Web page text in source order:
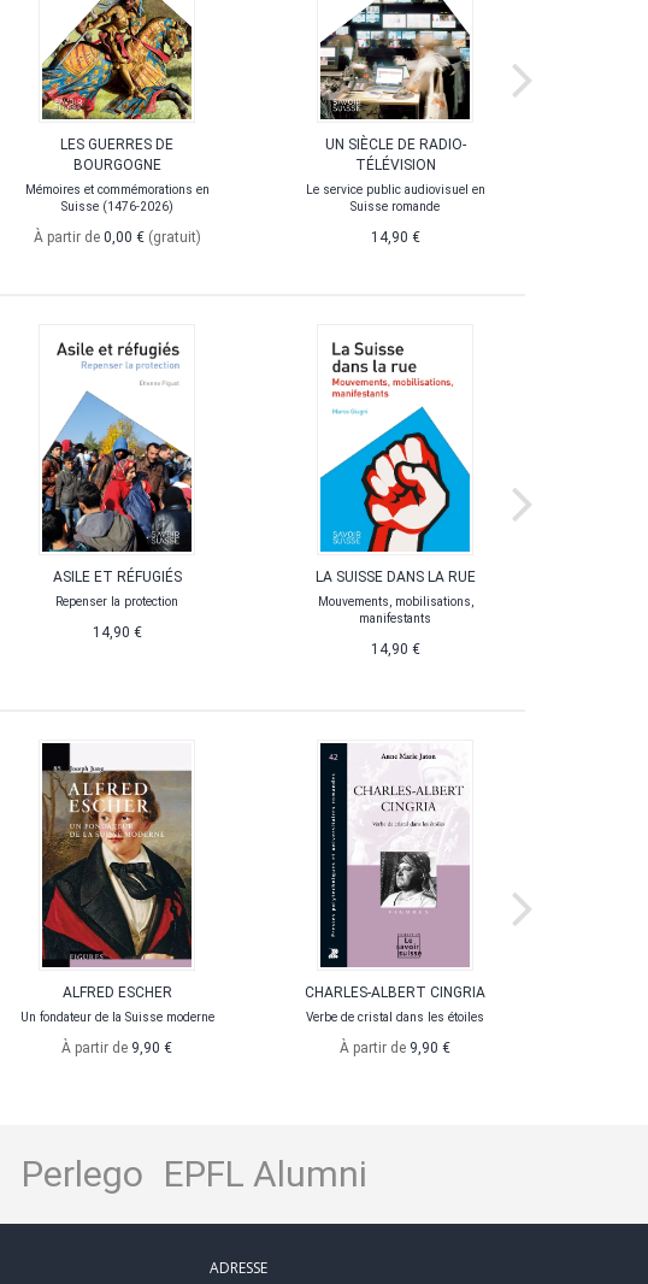
LES GUERRES DE
BOURGOGNE
Mémoires et commémorations en
Suisse (1476-2026)
À partir de 0,00 € (gratuit)
UN SIÈCLE DE RADIO-
TÉLÉVISION
Le service public audiovisuel en
Suisse romande
14,90 €
ASILE ET RÉFUGIÉS
Repenser la protection
14,90 €
LA SUISSE DANS LA RUE
Mouvements, mobilisations,
manifestants
14,90 €
ALFRED ESCHER
Un fondateur de la Suisse moderne
À partir de 9,90 €
CHARLES-ALBERT CINGRIA
Verbe de cristal dans les étoiles
À partir de 9,90 €
Perlego EPFL Alumni
ADRESSE